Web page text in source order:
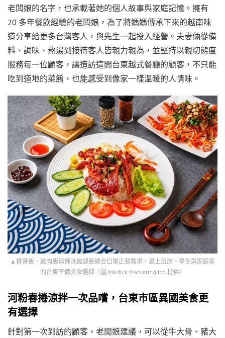
老闆娘的名字，也承載著她的個人故事與家庭記憶。擁有
20 多年餐飲經驗的老闆娘，為了將媽媽傳承下來的越南味
道分享給更多台灣客人，與先生一起投入經營。夫妻倆從備
料、調味、熬湯到接待客人皆親力親為，並堅持以親切態度
服務每一位顧客，讓造訪這間台東越式餐廳的顧客，不只能
吃到道地的菜餚，也能感受到像家一樣溫暖的人情味。
▲排骨飯、雞肉飯與辣味雞腿飯適合日常正餐需求，是上班族、學生與家庭客
的台東平價美食選擇（圖/Medick Marketing Ltd.提供）
河粉春捲涼拌一次品嚐，台東市區異國美食更
有選擇
針對第一次到訪的顧客，老闆娘建議，可以從牛大骨、豬大